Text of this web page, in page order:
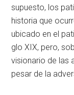
supuesto, los
historia que
ubicado en el
glo XIX, pero,
visionario de las
pesar de la